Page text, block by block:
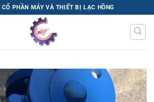
CỔ PHẦN MÁY VÀ THIẾT BỊ LẠC HỒNG